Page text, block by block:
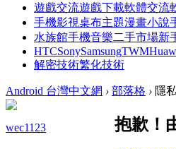
遊戲交流遊戲下載軟體交流
手機影視桌布主題漫畫小說
水族館手機音樂二手市場新
HTCSonySamsungTWM
解密技術繁化技術
Android 台灣中文網 › 部落格 › 隱
wec1123 抱歉！